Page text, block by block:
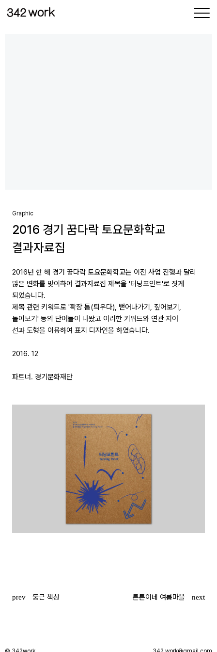
삼사이워크
삶과 일
Graphic
2016 경기 꿈다락 토요문화학교
결과자료집
2016년 한 해 경기 꿈다락 토요문화학교는 이전 사업 진행과 달리
많은 변화를 맞이하여 결과자료집 제목을 '터닝포인트'로 짓게
되었습니다.
제목 관련 키워드로 '확장 틈(틔우다), 뻗어나가기, 짚어보기,
돌아보기' 등의 단어들이 나왔고 이러한 키워드와 연관 지어
선과 도형을 이용하여 표지 디자인을 하였습니다.
2016. 12
파트너. 경기문화재단
글
prev 둥근 책상 튼튼이네 여름마을 next